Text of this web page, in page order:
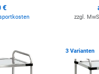
€
zzgl.
Zur Merkliste
3 Varianten